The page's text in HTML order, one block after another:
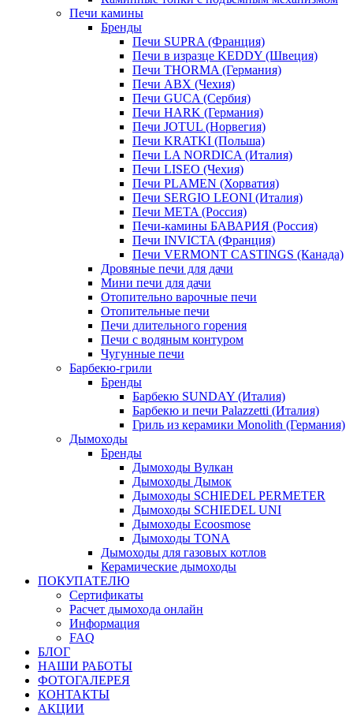
Печи камины
Бренды
Печи SUPRA (Франция)
Печи в изразце KEDDY (Швеция)
Печи THORMA (Германия)
Печи ABX (Чехия)
Печи GUCA (Сербия)
Печи HARK (Германия)
Печи JOTUL (Норвегия)
Печи KRATKI (Польша)
Печи LA NORDICA (Италия)
Печи LISEO (Чехия)
Печи PLAMEN (Хорватия)
Печи SERGIO LEONI (Италия)
Печи META (Россия)
Печи-камины БАВАРИЯ (Россия)
Печи INVICTA (Франция)
Печи VERMONT CASTINGS (Канада)
Дровяные печи для дачи
Мини печи для дачи
Отопительно варочные печи
Отопительные печи
Печи длительного горения
Печи с водяным контуром
Чугунные печи
Барбекю-грили
Бренды
Барбекю SUNDAY (Италия)
Барбекю и печи Palazzetti (Италия)
Гриль из керамики Monolith (Германия)
Дымоходы
Бренды
Дымоходы Вулкан
Дымоходы Дымок
Дымоходы SCHIEDEL PERMETER
Дымоходы SCHIEDEL UNI
Дымоходы Ecoosmose
Дымоходы TONA
Дымоходы для газовых котлов
Керамические дымоходы
ПОКУПАТЕЛЮ
Сертификаты
Расчет дымохода онлайн
Информация
FAQ
БЛОГ
НАШИ РАБОТЫ
ФОТОГАЛЕРЕЯ
КОНТАКТЫ
АКЦИИ